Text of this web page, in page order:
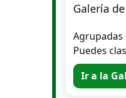
Galería
Agrupadas
Puedes
Ir a la